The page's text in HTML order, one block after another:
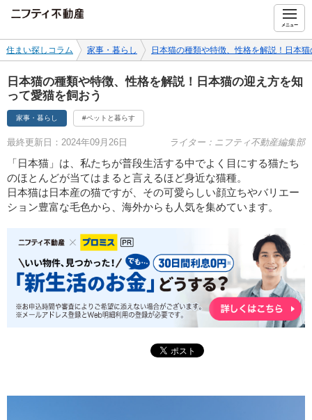
メニュー
住まい探しコラム 家事・暮らし 日本猫の種類や特徴、性格を解説！日本
日本猫の種類や特徴、性格を解説！日本猫の迎え方を知
って愛猫を飼おう
家事・暮らし #ペットと暮らす
最終更新日：2024年09月26日 ライター：ニフティ不動産編集部
「日本猫」は、私たちが普段生活する中でよく目にする猫たち
のほとんどが当てはまると言えるほど身近な猫種。
日本猫は日本産の猫ですが、その可愛らしい顔立ちやバリエー
ション豊富な毛色から、海外からも人気を集めています。